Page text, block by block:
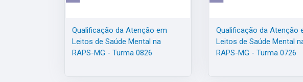
Qualificação da Atenção em
Leitos de Saúde Mental na
RAPS-MG - Turma 0826
Qualificação da Atenção
Leitos de Saúde Mental
RAPS-MG - Turma 0726